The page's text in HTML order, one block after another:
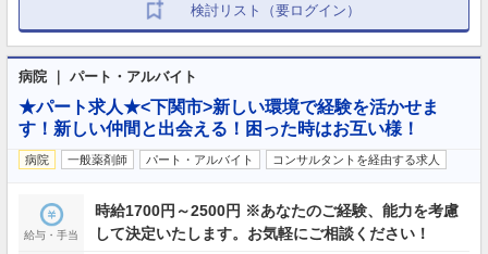
検討リスト（要ログイン）
病院 ｜ パート・アルバイト
★パート求人★<下関市>新しい環境で経験を活かせま
す！新しい仲間と出会える！困った時はお互い様！
病院 一般薬剤師 パート・アルバイト コンサルタントを経由する求人
給与・手当
時給1700円～2500円 ※あなたのご経験、能力を考慮
して決定いたします。お気軽にご相談ください！